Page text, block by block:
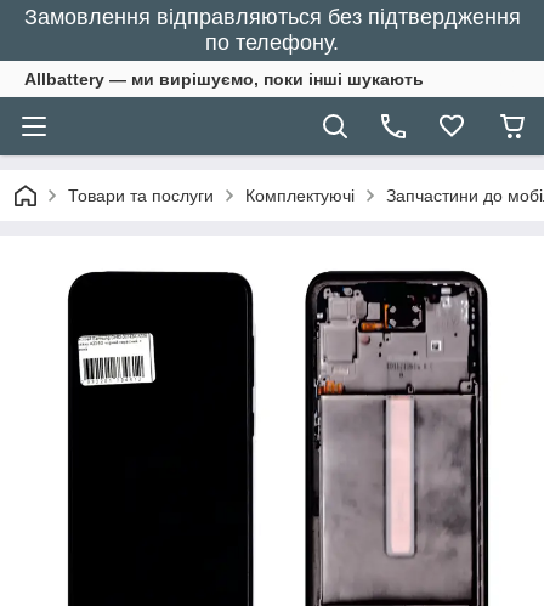
Замовлення відправляються без підтвердження
по телефону.
Allbattery — ми вирішуємо, поки інші шукають
Товари та послуги Комплектуючі Запчастини до